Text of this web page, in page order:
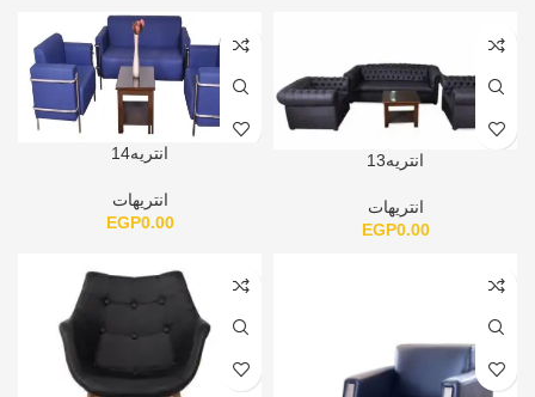
انتريه13
انتريهات
EGP0.00
انتريه14
انتريهات
EGP0.00